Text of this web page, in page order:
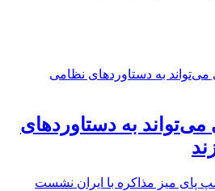
به دستاوردهای